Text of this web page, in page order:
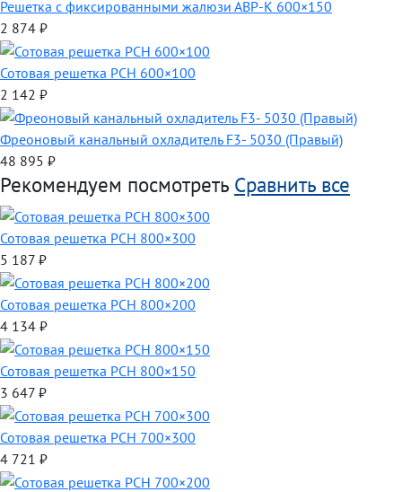
Решетка с фиксированными жалюзи АВР-К 600×150
2 874 ₽
Сотовая решетка РСН 600×100
2 142 ₽
Фреоновый канальный охладитель F3- 5030 (Правый)
48 895 ₽
Рекомендуем посмотреть Сравнить все
Сотовая решетка РСН 800×300
5 187 ₽
Сотовая решетка РСН 800×200
4 134 ₽
Сотовая решетка РСН 800×150
3 647 ₽
Сотовая решетка РСН 700×300
4 721 ₽